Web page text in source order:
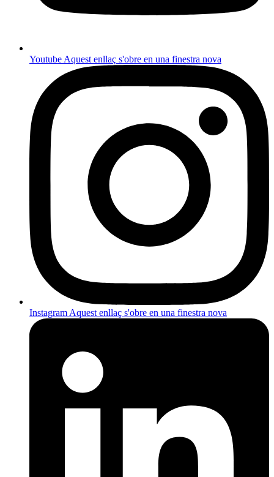
Youtube Aquest enllaç s'obre en una finestra nova
Instagram Aquest enllaç s'obre en una finestra nova